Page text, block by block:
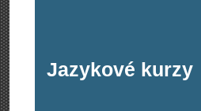
Jazykové kurzy